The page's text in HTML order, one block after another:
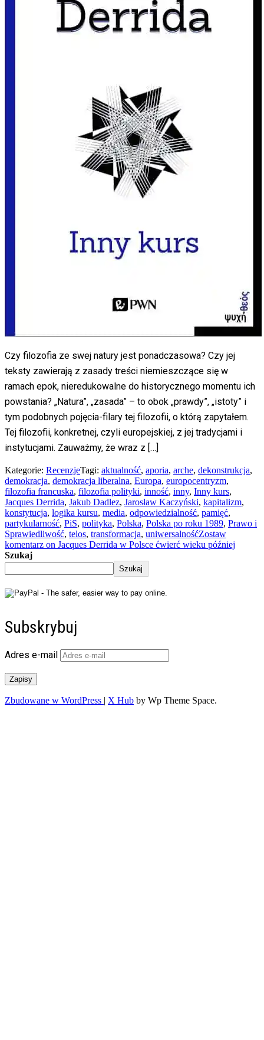
Czy filozofia ze swej natury jest ponadczasowa? Czy jej
teksty zawierają z zasady treści niemieszczące się w
ramach epok, nieredukowalne do historycznego momentu ich
powstania? „Natura”, „zasada” – to obok „prawdy”, „istoty” i
tym podobnych pojęcia-filary tej filozofii, o którą zapytałem.
Tej filozofii, konkretnej, czyli europejskiej, z jej tradycjami i
instytucjami. Zauważmy, że wraz z […]
Kategorie: RecenzjeTagi: aktualność, aporia, arche, dekonstrukcja,
demokracja, demokracja liberalna, Europa, europocentryzm,
filozofia francuska, filozofia polityki, inność, inny, Inny kurs,
Jacques Derrida, Jakub Dadlez, Jarosław Kaczyński, kapitalizm,
konstytucja, logika kursu, media, odpowiedzialność, pamięć,
partykularność, PiS, polityka, Polska, Polska po roku 1989, Prawo i
Sprawiedliwość, telos, transformacja, uniwersalnośćZostaw
komentarz on Jacques Derrida w Polsce ćwierć wieku później
Szukaj
Szukaj
Subskrybuj
Adres e-mail
Zapisy
Zbudowane w WordPress | X Hub by Wp Theme Space.